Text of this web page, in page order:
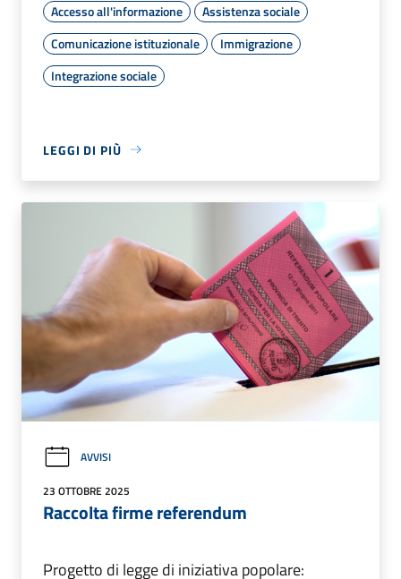
Accesso all'informazione
Assistenza sociale
Comunicazione istituzionale
Immigrazione
Integrazione sociale
LEGGI DI PIÙ
AVVISI
23 OTTOBRE 2025
Raccolta firme referendum
Progetto di legge di iniziativa popolare: